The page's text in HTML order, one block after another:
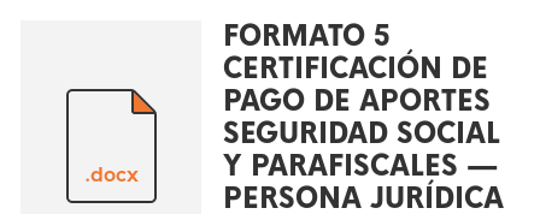
.docx
FORMATO 5
CERTIFICACIÓN DE
PAGO DE APORTES
SEGURIDAD SOCIAL
Y PARAFISCALES —
PERSONA JURÍDICA